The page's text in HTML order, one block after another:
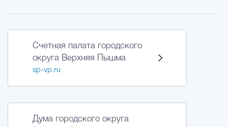
Счетная палата городского
округа Верхняя Пышма
sp-vp.ru
Дума городского округа